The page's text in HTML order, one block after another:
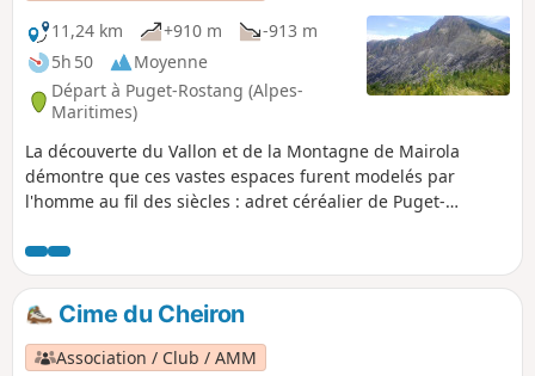
11,24 km
+910 m
-913 m
5h 50
Moyenne
Départ à Puget-Rostang (Alpes-
Maritimes)
La découverte du Vallon et de la Montagne de Mairola
démontre que ces vastes espaces furent modelés par
l'homme au fil des siècles : adret céréalier de Puget-
Plateau de Dina aux champs dépierrés à force de patience,
fermes éparses ne servant plus aujourd'hui que d'abri
durant la période de chasse (Fournès, Villars, la Combe,
Mairola)...
Cime du Cheiron
Association / Club / AMM